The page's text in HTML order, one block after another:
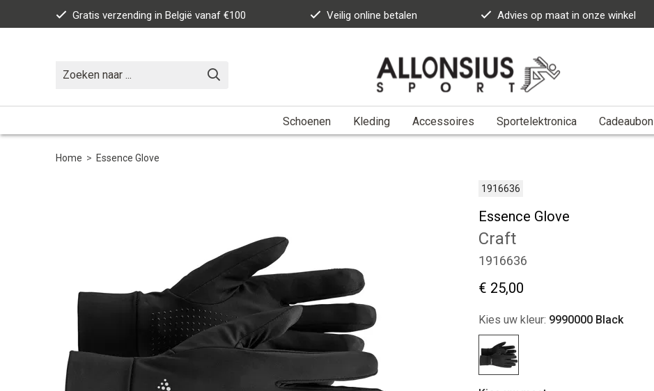
Gratis verzending in België vanaf €100 Veilig online betalen Advies op maat in onze winkel
Schoenen Kleding Accessoires Sportelektronica Cadeaubon
Home > Essence Glove
1916636
Essence Glove
Craft
1916636
€ 25,00
Kies uw kleur: 9990000 Black